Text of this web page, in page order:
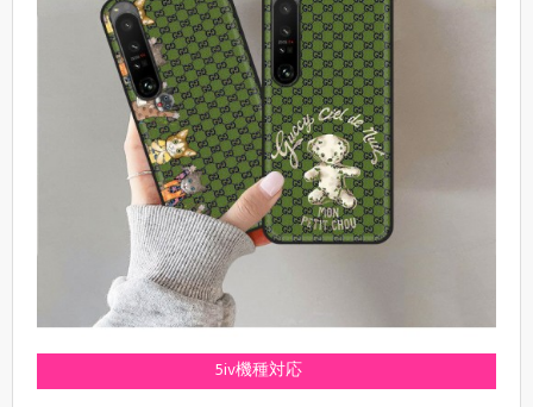
5iv機種対応